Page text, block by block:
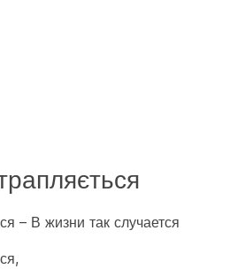
– В жизни так случается